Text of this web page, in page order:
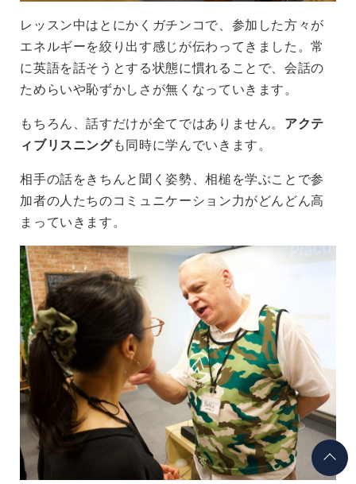
レッスン中はとにかくガチンコで、参加した方々が
エネルギーを絞り出す感じが伝わってきました。常
に英語を話そうとする状態に慣れることで、会話の
ためらいや恥ずかしさが無くなっていきます。
もちろん、話すだけが全てではありません。 アクテ
ィブリスニングも同時に学んでいきます。
相手の話をきちんと聞く姿勢、相槌を学ぶことで参
加者の人たちのコミュニケーション力がどんどん高
まっていきます。